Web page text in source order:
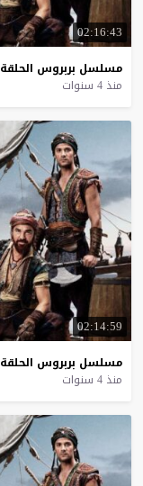
02:16:43
مسلسل بربروس الحلقة
منذ 4 سنوات
02:14:59
مسلسل بربروس الحلقة
منذ 4 سنوات